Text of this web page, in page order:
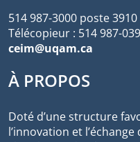
514 987-3000 poste 3910
Télécopieur : 514 987-
ceim@uqam.ca
À PROPOS
Doté d’une structure
l’innovation et